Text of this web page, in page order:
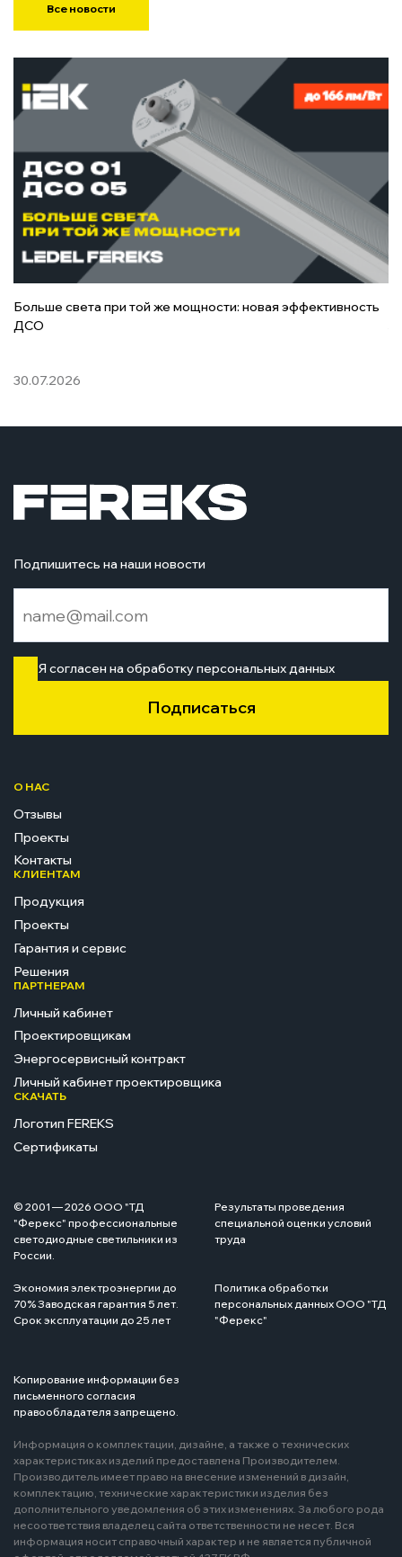
Все новости
Больше света при той же мощности: новая эффективность
ДСО
30.07.2026
Подпишитесь на наши новости
Я согласен на обработку персональных данных
Подписаться
О НАС
Отзывы
Проекты
Контакты
КЛИЕНТАМ
Продукция
Проекты
Гарантия и сервис
Решения
ПАРТНЕРАМ
Личный кабинет
Проектировщикам
Энергосервисный контракт
Личный кабинет проектировщика
СКАЧАТЬ
Логотип FEREKS
Сертификаты
© 2001 — 2026 ООО "ТД
"Ферекс" профессиональные
светодиодные светильники из
России.
Экономия электроэнергии до
70% Заводская гарантия 5 лет.
Срок эксплуатации до 25 лет
Результаты проведения
специальной оценки условий
труда
Политика обработки
персональных данных ООО "ТД
"Ферекс"
Копирование информации без
письменного согласия
правообладателя запрещено.
Информация о комплектации, дизайне, а также о технических
характеристиках изделий предоставлена Производителем.
Производитель имеет право на внесение изменений в дизайн,
комплектацию, технические характеристики изделия без
дополнительного уведомления об этих изменениях. За любого рода
несоответствия владелец сайта ответственности не несет. Вся
информация носит справочный характер и не является публичной